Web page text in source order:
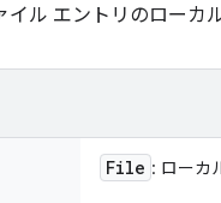
イル エントリのローカ
File : ローカ